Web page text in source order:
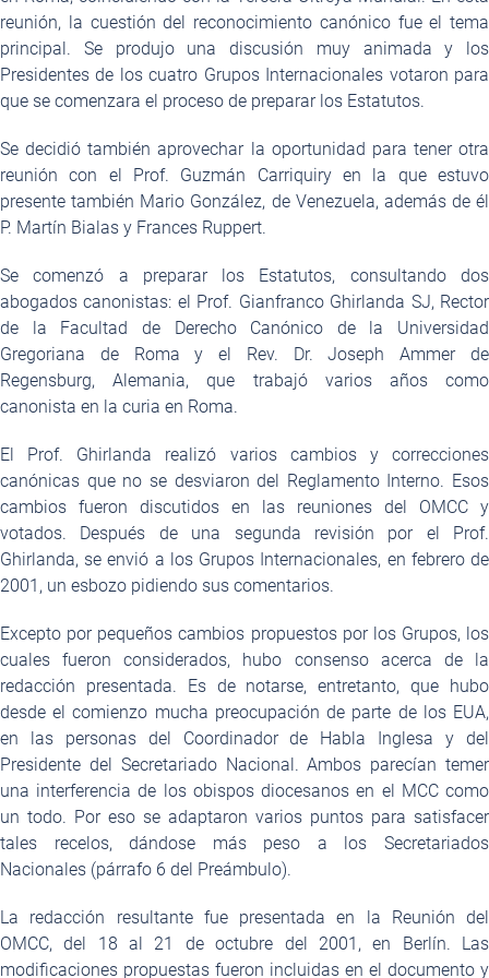
reunión, la cuestión del reconocimiento canónico fue el tema
principal. Se produjo una discusión muy animada y los
Presidentes de los cuatro Grupos Internacionales votaron para
que se comenzara el proceso de preparar los Estatutos.
Se decidió también aprovechar la oportunidad para tener otra
reunión con el Prof. Guzmán Carriquiry en la que estuvo
presente también Mario González, de Venezuela, además de él
P. Martín Bialas y Frances Ruppert.
Se comenzó a preparar los Estatutos, consultando dos
abogados canonistas: el Prof. Gianfranco Ghirlanda SJ, Rector
de la Facultad de Derecho Canónico de la Universidad
Gregoriana de Roma y el Rev. Dr. Joseph Ammer de
Regensburg, Alemania, que trabajó varios años como
canonista en la curia en Roma.
El Prof. Ghirlanda realizó varios cambios y correcciones
canónicas que no se desviaron del Reglamento Interno. Esos
cambios fueron discutidos en las reuniones del OMCC y
votados. Después de una segunda revisión por el Prof.
Ghirlanda, se envió a los Grupos Internacionales, en febrero de
2001, un esbozo pidiendo sus comentarios.
Excepto por pequeños cambios propuestos por los Grupos, los
cuales fueron considerados, hubo consenso acerca de la
redacción presentada. Es de notarse, entretanto, que hubo
desde el comienzo mucha preocupación de parte de los EUA,
en las personas del Coordinador de Habla Inglesa y del
Presidente del Secretariado Nacional. Ambos parecían temer
una interferencia de los obispos diocesanos en el MCC como
un todo. Por eso se adaptaron varios puntos para satisfacer
tales recelos, dándose más peso a los Secretariados
Nacionales (párrafo 6 del Preámbulo).
La redacción resultante fue presentada en la Reunión del
OMCC, del 18 al 21 de octubre del 2001, en Berlín. Las
modificaciones propuestas fueron incluidas en el documento y